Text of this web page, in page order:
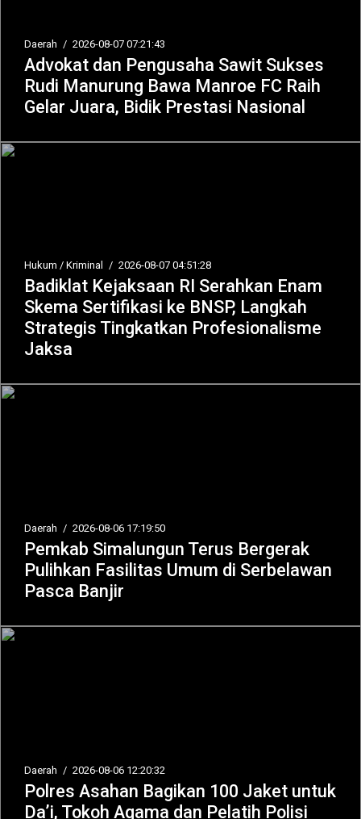
Daerah / 2026-08-07 07:21:43
Advokat dan Pengusaha Sawit Sukses
Rudi Manurung Bawa Manroe FC Raih
Gelar Juara, Bidik Prestasi Nasional
Hukum / Kriminal / 2026-08-07 04:51:28
Badiklat Kejaksaan RI Serahkan Enam
Skema Sertifikasi ke BNSP, Langkah
Strategis Tingkatkan Profesionalisme
Jaksa
Daerah / 2026-08-06 17:19:50
Pemkab Simalungun Terus Bergerak
Pulihkan Fasilitas Umum di Serbelawan
Pasca Banjir
Daerah / 2026-08-06 12:20:32
Polres Asahan Bagikan 100 Jaket untuk
Da’i, Tokoh Agama dan Pelatih Polisi